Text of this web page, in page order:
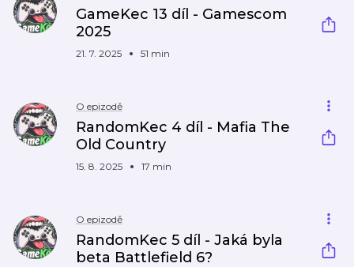
GameKec 13 díl - Gamescom
2025
21. 7. 2025 51 min
O epizodě
RandomKec 4 díl - Mafia The
Old Country
15. 8. 2025 17 min
O epizodě
RandomKec 5 díl - Jaká byla
beta Battlefield 6?